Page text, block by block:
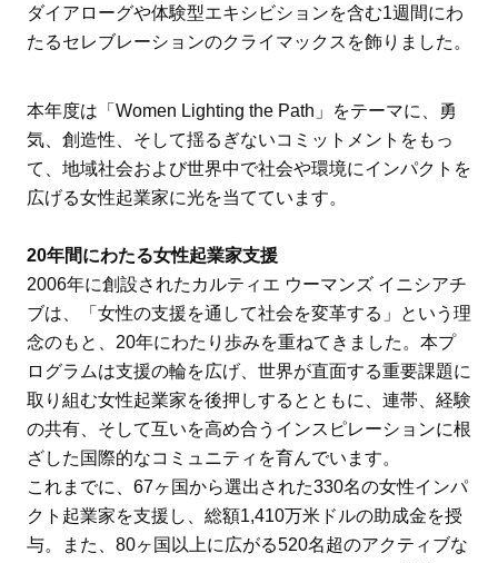
ダイアローグや体験型エキシビションを含む1週間にわ
たるセレブレーションのクライマックスを飾りました。
本年度は「Women Lighting the Path」をテーマに、勇
気、創造性、そして揺るぎないコミットメントをもっ
て、地域社会および世界中で社会や環境にインパクトを
広げる女性起業家に光を当てています。
20年間にわたる女性起業家支援
2006年に創設されたカルティエ ウーマンズ イニシアチ
ブは、「女性の支援を通して社会を変革する」という理
念のもと、20年にわたり歩みを重ねてきました。本プ
ログラムは支援の輪を広げ、世界が直面する重要課題に
取り組む女性起業家を後押しするとともに、連帯、経験
の共有、そして互いを高め合うインスピレーションに根
ざした国際的なコミュニティを育んでいます。
これまでに、67ヶ国から選出された330名の女性インパ
クト起業家を支援し、総額1,410万米ドルの助成金を授
与。また、80ヶ国以上に広がる520名超のアクティブな